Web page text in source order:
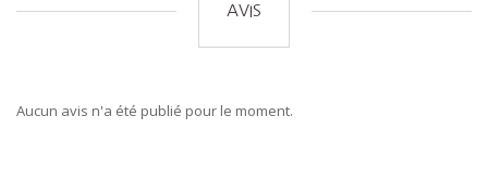
AVIS
Aucun avis n'a été publié pour le moment.